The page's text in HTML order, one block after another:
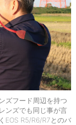
ズフード周辺を持つ
ンズでも同じ事が言
EOS R5/R6/R7とのバ